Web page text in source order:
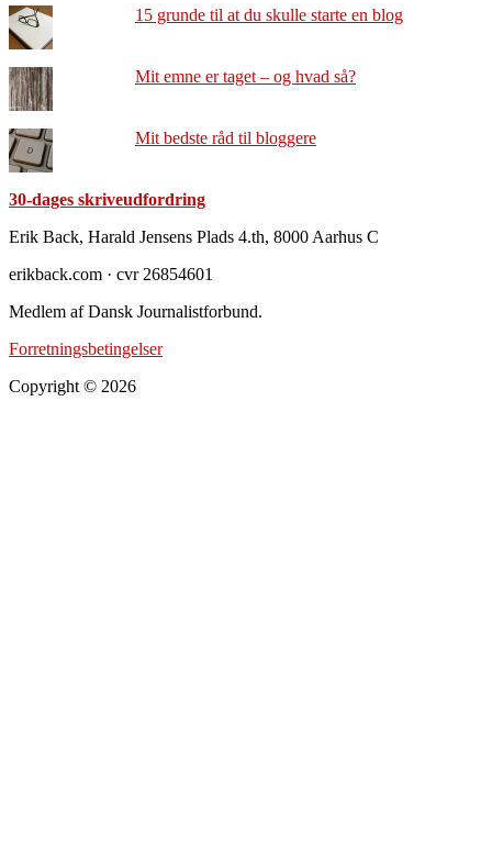
15 grunde til at du skulle starte en blog
Mit emne er taget – og hvad så?
Mit bedste råd til bloggere
30-dages skriveudfordring
Footer
Erik Back, Harald Jensens Plads 4.th, 8000 Aarhus C
erikback.com · cvr 26854601
Medlem af Dansk Journalistforbund.
Forretningsbetingelser
Copyright © 2026